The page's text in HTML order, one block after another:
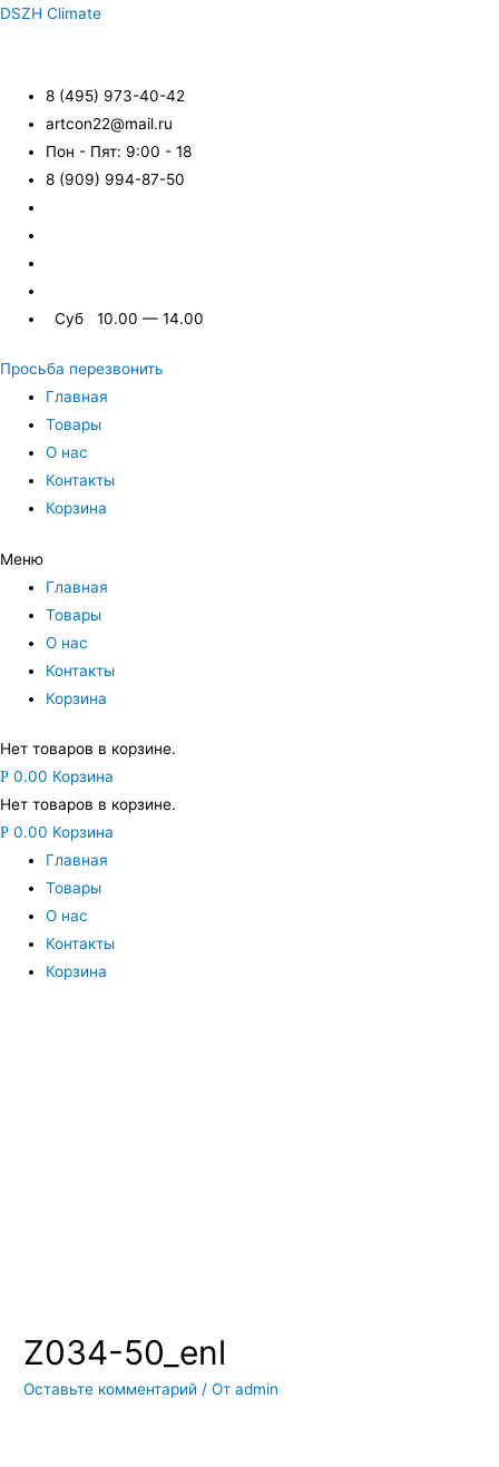
DSZH Climate
8 (495) 973-40-42
artcon22@mail.ru
Пон - Пят: 9:00 - 18
8 (909) 994-87-50
Суб 10.00 — 14.00
Просьба перезвонить
Главная
Товары
О нас
Контакты
Корзина
Меню
Главная
Товары
О нас
Контакты
Корзина
Нет товаров в корзине.
Р 0.00 Корзина
Нет товаров в корзине.
Р 0.00 Корзина
Главная
Товары
О нас
Контакты
Корзина
Z034-50_enl
Оставьте комментарий / Отadmin